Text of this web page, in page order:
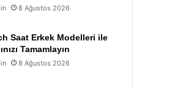
8 Ağustos 2026
Saat Erkek Modelleri ile
Tamamlayın
8 Ağustos 2026